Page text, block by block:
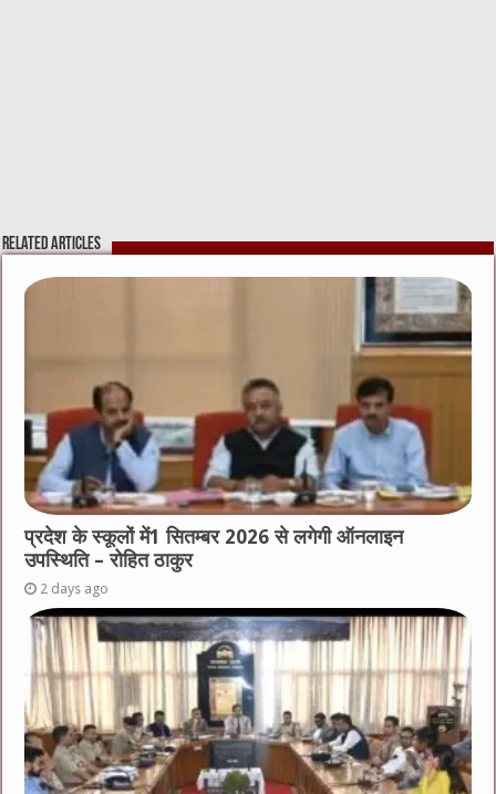
Related Articles
प्रदेश के स्कूलों में1 सितम्बर 2026 से लगेगी ऑनलाइन
उपस्थिति – रोहित ठाकुर
2 days ago